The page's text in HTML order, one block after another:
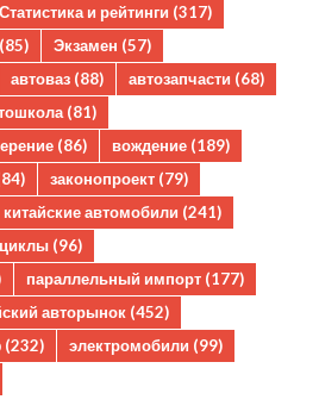
Статистика и рейтинги (317)
(85) Экзамен (57)
автоваз (88) автозапчасти (68)
(81)
(86) вождение (189)
законопроект (79)
китайские автомобили (241)
(96)
параллельный импорт (177)
авторынок (452)
(232) электромобили (99)